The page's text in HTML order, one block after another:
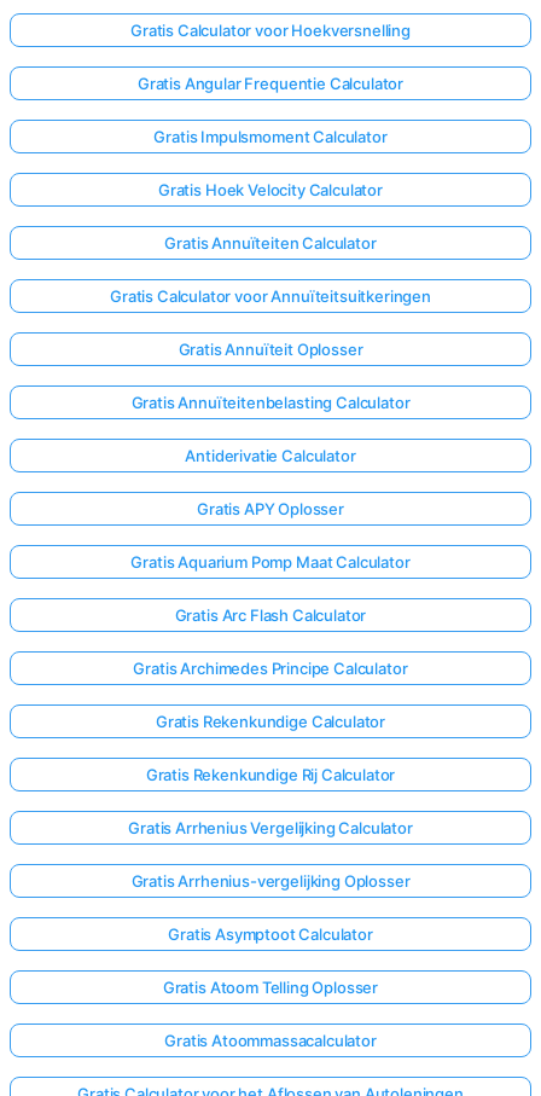
Gratis Calculator voor Hoekversnelling
Gratis Angular Frequentie Calculator
Gratis Impulsmoment Calculator
Gratis Hoek Velocity Calculator
Gratis Annuïteiten Calculator
Gratis Calculator voor Annuïteitsuitkeringen
Gratis Annuïteit Oplosser
Gratis Annuïteitenbelasting Calculator
Antiderivatie Calculator
Gratis APY Oplosser
Gratis Aquarium Pomp Maat Calculator
Gratis Arc Flash Calculator
Gratis Archimedes Principe Calculator
Gratis Rekenkundige Calculator
Gratis Rekenkundige Rij Calculator
Gratis Arrhenius Vergelijking Calculator
Gratis Arrhenius-vergelijking Oplosser
Gratis Asymptoot Calculator
Gratis Atoom Telling Oplosser
Gratis Atoommassacalculator